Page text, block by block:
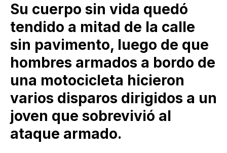
Su cuerpo sin vida quedó
tendido a mitad de la calle
sin pavimento, luego de que
hombres armados a bordo de
una motocicleta hicieron
varios disparos dirigidos a un
joven que sobrevivió al
ataque armado.